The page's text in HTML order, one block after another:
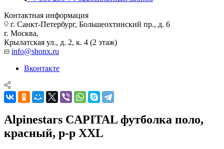
Контактная информация
г. Санкт-Петербург, Большеохтинский пр., д. 6
г. Москва,
Крылатская ул., д. 2, к. 4 (2 этаж)
info@shonx.ru
Вконтакте
Alpinestars CAPITAL футболка поло,
красный, р-р XXL